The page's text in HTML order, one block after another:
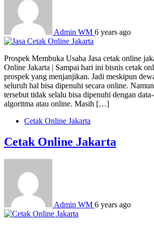
Admin WM 6 years ago
Prospek Membuka Usaha Jasa cetak online
Online Jakarta | Sampai hari ini bisnis cetak
prospek yang menjanjikan. Jadi meskipun
seluruh hal bisa dipenuhi secara online.
tersebut tidak selalu bisa dipenuhi dengan
algoritma atau online. Masih […]
Cetak Online Jakarta
Cetak Online Jakarta
Admin WM 6 years ago